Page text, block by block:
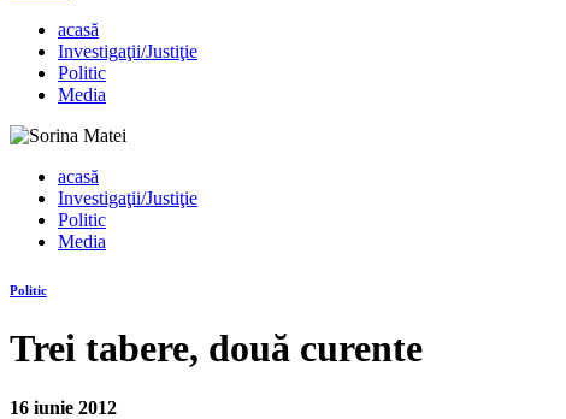
acasă
Investigaţii/Justiţie
Politic
Media
acasă
Investigaţii/Justiţie
Politic
Media
Politic
Trei tabere, două curente
16 iunie 2012